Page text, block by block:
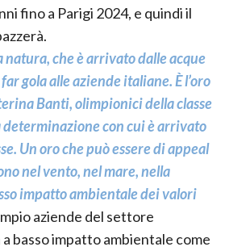
fino a Parigi 2024, e quindi il
natura, che è arrivato dalle acque
gola alle aziende italiane. È l’oro
Banti, olimpionici della classe
determinazione con cui è arrivato
Un oro che può essere di appeal
nel vento, nel mare, nella
impatto ambientale dei valori
aziende del settore
basso impatto ambientale come